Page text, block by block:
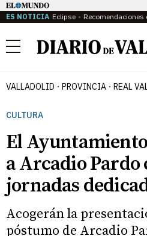
ES NOTICIA Eclipse Recomendaciones
Menú
VALLADOLID PROVINCIA REAL
CULTURA
El
a Arcadio Pardo
jornadas
Acogerán la
póstumo de Arcadio